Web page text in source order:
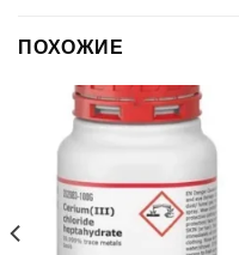
ПОХОЖИЕ